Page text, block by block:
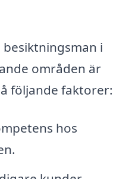
i
områden är
följande faktorer:
hos